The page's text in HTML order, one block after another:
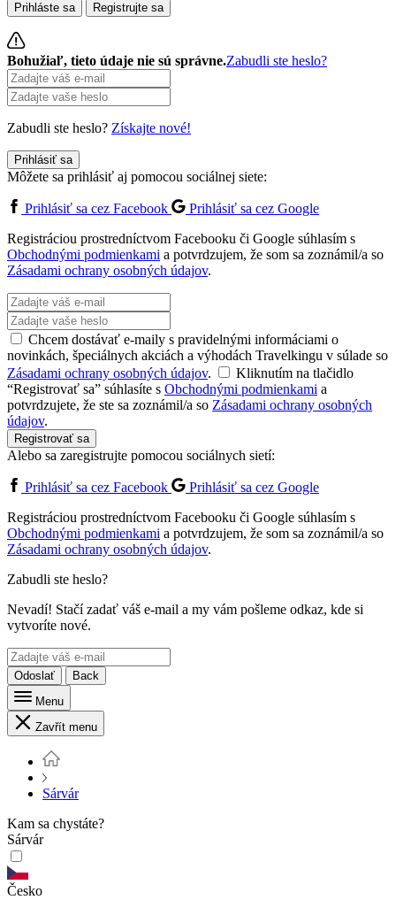
Prihláste sa Registrujte sa
Bohužiaľ, tieto údaje nie sú správne.Zabudli ste heslo?
Zabudli ste heslo? Získajte nové!
Prihlásiť sa
Môžete sa prihlásiť aj pomocou sociálnej siete:
Prihlásiť sa cez Facebook
Prihlásiť sa cez Google
Registráciou prostredníctvom Facebooku či Google súhlasím s
Obchodnými podmienkami a potvrdzujem, že som sa zoznámil/a so
Zásadami ochrany osobných údajov.
Chcem dostávať e-maily s pravidelnými informáciami o
novinkách, špeciálnych akciách a výhodách Travelkingu v súlade so
Zásadami ochrany osobných údajov.
Kliknutím na tlačidlo
“Registrovať sa” súhlasíte s Obchodnými podmienkami a
potvrdzujete, že ste sa zoznámil/a so Zásadami ochrany osobných
údajov.
Registrovať sa
Alebo sa zaregistrujte pomocou sociálnych sietí:
Prihlásiť sa cez Facebook
Prihlásiť sa cez Google
Registráciou prostredníctvom Facebooku či Google súhlasím s
Obchodnými podmienkami a potvrdzujem, že som sa zoznámil/a so
Zásadami ochrany osobných údajov.
Zabudli ste heslo?
Nevadí! Stačí zadať váš e-mail a my vám pošleme odkaz, kde si
vytvoríte nové.
Odoslať
Back
Menu
Zavřít menu
Sárvár
Kam sa chystáte?
Sárvár
Česko